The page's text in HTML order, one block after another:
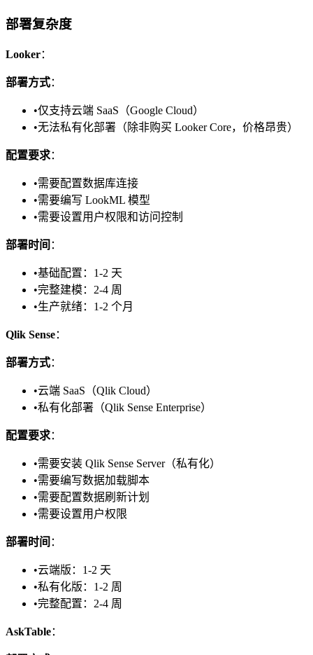
部署复杂度
Looker：
部署方式：
•仅支持云端 SaaS（Google Cloud）
•无法私有化部署（除非购买 Looker Core，价格昂贵）
配置要求：
•需要配置数据库连接
•需要编写 LookML 模型
•需要设置用户权限和访问控制
部署时间 ：
•基础配置：1-2 天
•完整建模：2-4 周
•生产就绪：1-2 个月
Qlik Sense：
部署方式：
•云端 SaaS（Qlik Cloud）
•私有化部署（Qlik Sense Enterprise）
配置要求：
•需要安装 Qlik Sense Server（私有化）
•需要编写数据加载脚本
•需要配置数据刷新计划
•需要设置用户权限
部署时间 ：
•云端版：1-2 天
•私有化版：1-2 周
•完整配置：2-4 周
AskTable：